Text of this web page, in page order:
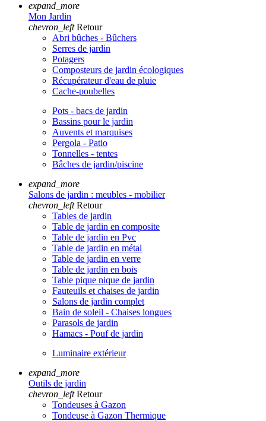
expand_more
Mon Jardin
chevron_left Retour
Abri bûches - Bûchers
Serres de jardin
Potagers
Composteurs de jardin écologiques
Récupérateur d'eau de pluie
Cache-poubelles
Pots - bacs de jardin
Bassins pour le jardin
Auvents et marquises
Pergola - Patio
Tonnelles - tentes
Bâches de jardin/piscine
expand_more
Salons de jardin : meubles - mobilier
chevron_left Retour
Tables de jardin
Table de jardin en composite
Table de jardin en Pvc
Table de jardin en métal
Table de jardin en verre
Table de jardin en bois
Table pique nique de jardin
Fauteuils et chaises de jardin
Salons de jardin complet
Bain de soleil - Chaises longues
Parasols de jardin
Hamacs - Pouf de jardin
Luminaire extérieur
expand_more
Outils de jardin
chevron_left Retour
Tondeuses à Gazon
Tondeuse à Gazon Thermique